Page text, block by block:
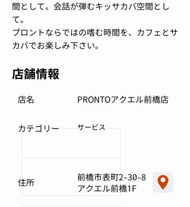
間として。会話が弾むキッサカバ空間とし
て。
プロントならではの嗜む時間を、カフェとサ
カバでお楽しみ下さい。
店舗情報
PRONTOアクエル前橋店
店名
サービス
カテゴリー
前橋市表町2-30-8
アクエル前橋1F
住所